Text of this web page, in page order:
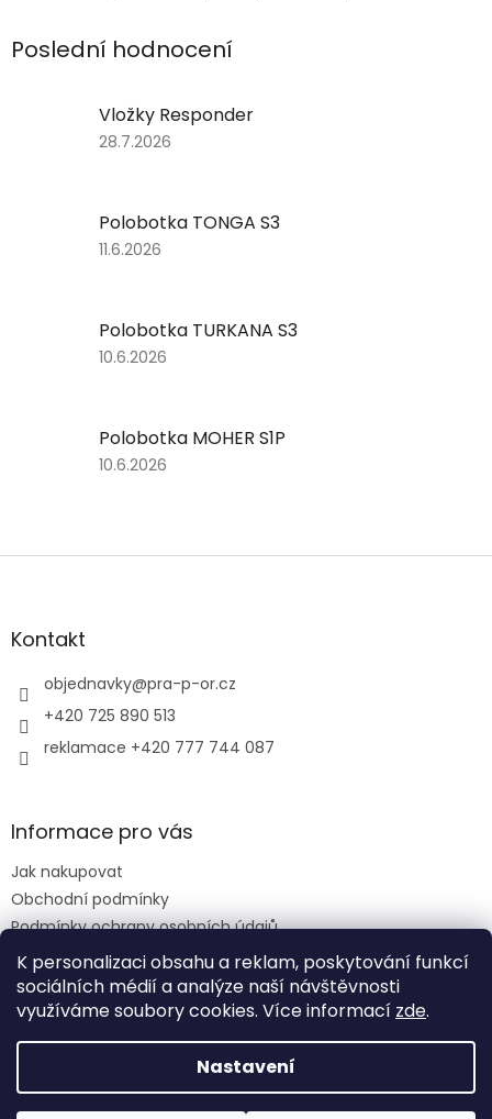
K personalizaci obsahu a reklam, poskytování funkcí
sociálních médií a analýze naší návštěvnosti
využíváme soubory cookies. Více informací zde.
Nastavení
Poslední hodnocení
Vložky Responder
Hodnocení
z
5
28.7.2026
Polobotka TONGA S3
Hodnocení
z
5
11.6.2026
Polobotka TURKANA S3
Hodnocení
z
5
10.6.2026
Polobotka MOHER S1P
Hodnocení
10.6.2026
Z
aKontakt
objednavky@pra-p-or.cz
+420 725 890 513
reklamace +420 777 744 087
Informace pro vás
Jak nakupovat
Obchodní podmínky
Podmínky ochrany osobních údajů
Reklamační řád